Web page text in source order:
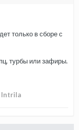
только в сборе с
турбы или зафиры.
Intrila